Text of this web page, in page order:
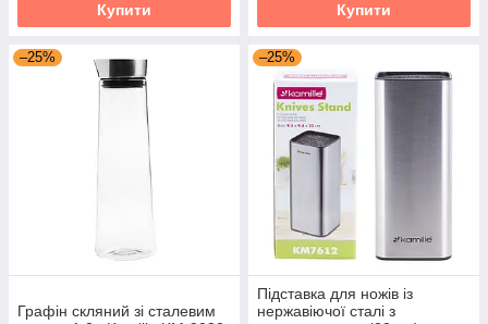
Купити Купити
–25%
Графін скляний зі сталевим
–25%
Підставка для ножів із
нержавіючої сталі з